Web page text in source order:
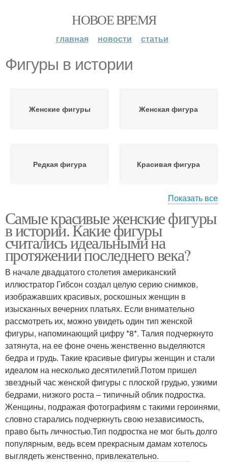
НОВОЕ ВРЕМЯ
главная новости статьи
Фигуры в истории
Женские фигуры Женская фигура
Редкая фигура Красивая фигура
Фигура в мире Идеальная фигура
Фигуры в мире Экскурс в историю
Фигуры в разных
странах
Красивые фигуры
Супер фигуры Фигуры сквозь вехи
Модная фигура Фигура в россии
Показать все
Самые красивые женские фигуры
в истории. Какие фигуры
считались идеальными на
протяжении последнего века?
В начале двадцатого столетия американский
иллюстратор Гибсон создал целую серию снимков,
изображавших красивых, роскошных женщин в
изысканных вечерних платьях. Если внимательно
рассмотреть их, можно увидеть один тип женской
фигуры, напоминающий цифру *8*. Талия подчеркнуто
затянута, на ее фоне очень женственно выделяются
бедра и грудь. Такие красивые фигуры женщин и стали
идеалом на несколько десятилетий.Потом пришел
звездный час женской фигуры с плоской грудью, узкими
бедрами, низкого роста – типичный облик подростка.
Женщины, подражая фотографиям с такими героинями,
словно старались подчеркнуть свою независимость,
право быть личностью.Тип подростка не мог быть долго
популярным, ведь всем прекрасным дамам хотелось
выглядеть женственно, привлекательно.